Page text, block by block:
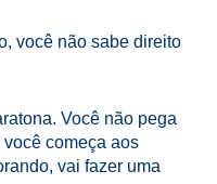
você não sabe direito
Você não pega
começa aos
vai fazer uma